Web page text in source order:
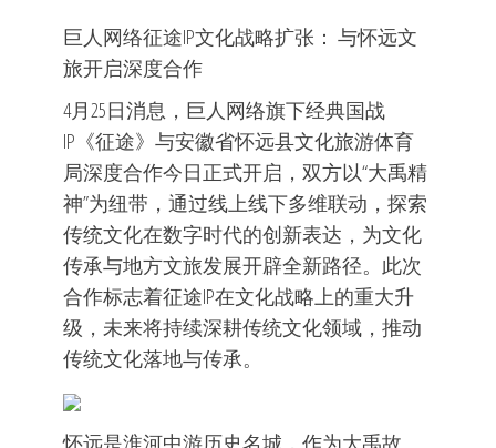
巨人网络征途IP文化战略扩张： 与怀远文
旅开启深度合作
4月25日消息，巨人网络旗下经典国战
IP《征途》与安徽省怀远县文化旅游体育
局深度合作今日正式开启，双方以“大禹精
神”为纽带，通过线上线下多维联动，探索
传统文化在数字时代的创新表达，为文化
传承与地方文旅发展开辟全新路径。此次
合作标志着征途IP在文化战略上的重大升
级，未来将持续深耕传统文化领域，推动
传统文化落地与传承。
怀远是淮河中游历史名城，作为大禹故